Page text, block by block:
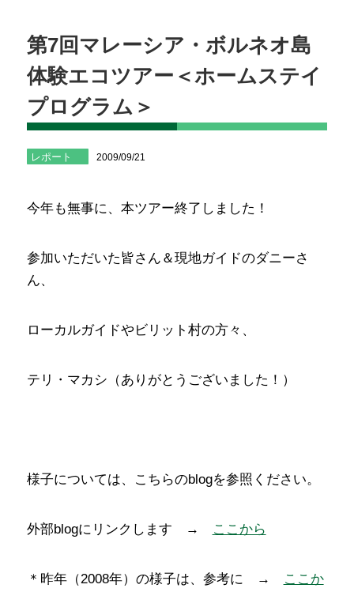
第7回マレーシア・ボルネオ島
体験エコツアー＜ホームステイ
プログラム＞
レポート 2009/09/21
今年も無事に、本ツアー終了しました！
参加いただいた皆さん＆現地ガイドのダニーさ
ん、
ローカルガイドやビリット村の方々、
テリ・マカシ（ありがとうございました！）
様子については、こちらのblogを参照ください。
外部blogにリンクします → ここから
＊昨年（2008年）の様子は、参考に →
ここか